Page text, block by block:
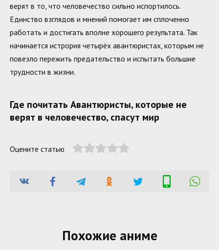
верят в то, что человечество сильно испортилось.
Единство взглядов и мнений помогает им сплоченно
работать и достигать вполне хорошего результата. Так
начинается истрория четырёх авантюристах, которым не
повезло пережить предательство и испытать большие
трудности в жизни.
Где почитать Авантюристы, которые не
верят в человечество, спасут мир
Оцените статью
Похожие аниме